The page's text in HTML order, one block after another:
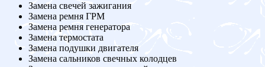
Замена свечей зажигания
Замена ремня ГРМ
Замена ремня генератора
Замена термостата
Замена подушки двигателя
Замена сальников свечных колодцев